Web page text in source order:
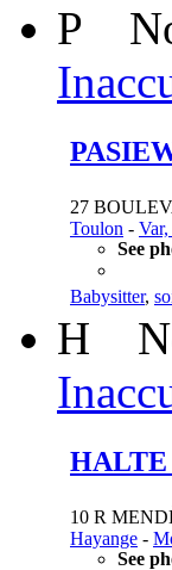
P
27
Toulon -
See
Babysitter,
H
HALTE
10 R
Hayange -
See